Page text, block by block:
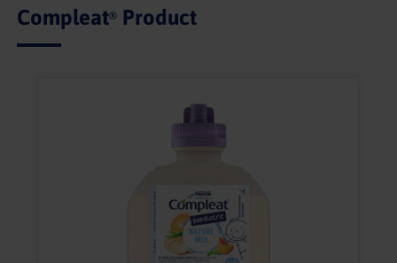
Compleat® Product